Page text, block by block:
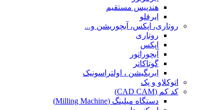
هندپیس مستقیم
ایرفلو
روتاری، اپکس، آبچوریشن و...
روتاری
اپکس
آبچوراتور
گوتاکاتر
ایریگیشن ، اولتراسونیک
اتوکلاو و پک
کد کم (CAD CAM)
دستگاه میلینگ (Milling Machine)